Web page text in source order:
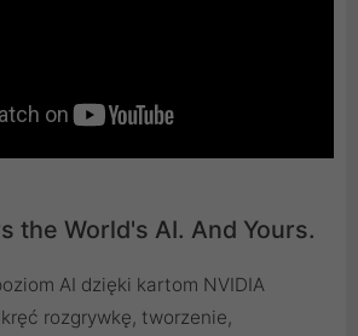
the World's AI. And Yours.
AI dzięki kartom NVIDIA
rozgrywkę, tworzenie,